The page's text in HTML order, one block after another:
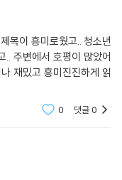
켜봐 온 팬들에게도 각별
』(2015)에 수록되었던
다. 당시 「창세기」는 「G
진 〈Words Without Bo
년 퀴어문화축제의 무지
기도 했다. 많은 독자들에
고 있는 작품이 6년이란
리를 찾아왔다.
에 의해 웅장한 오케스트
목이 흥미로웠고.. 청소년
.. 주변에서 호평이 많았어
재밌고 흥미진진하게 읽
0 댓글0